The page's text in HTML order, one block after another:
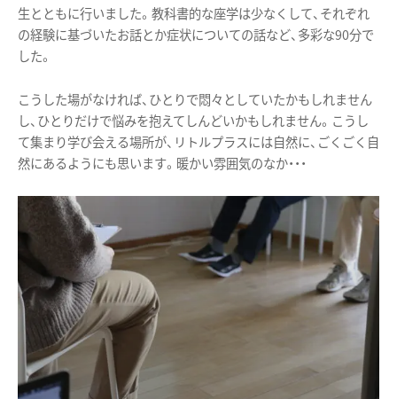
生とともに行いました。教科書的な座学は少なくして、それぞれ
の経験に基づいたお話とか症状についての話など、多彩な90分で
した。
こうした場がなければ、ひとりで悶々としていたかもしれません
し、ひとりだけで悩みを抱えてしんどいかもしれません。こうし
て集まり学び会える場所が、リトルプラスには自然に、ごくごく自
然にあるようにも思います。暖かい雰囲気のなか・・・